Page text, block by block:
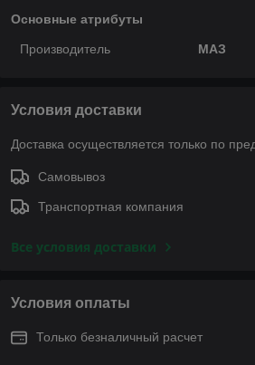
Основные атрибуты
Производитель МАЗ
Условия доставки
Доставка осуществляется только по
Самовывоз
Транспортная компания
Все условия доставки
Условия оплаты
Только безналичный расчет